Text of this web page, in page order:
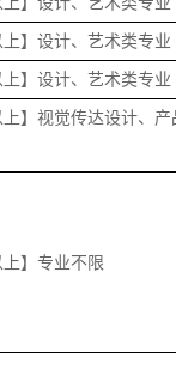
上】设计、艺术类专业
上】设计、艺术类专业
上】视觉传达设计、
上】专业不限